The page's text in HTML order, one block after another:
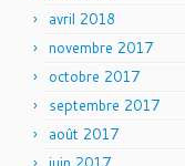
avril 2018
novembre 2017
octobre 2017
septembre 2017
août 2017